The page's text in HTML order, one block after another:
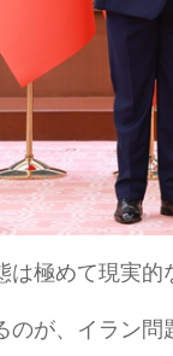
極めて現実的
が、イラン問